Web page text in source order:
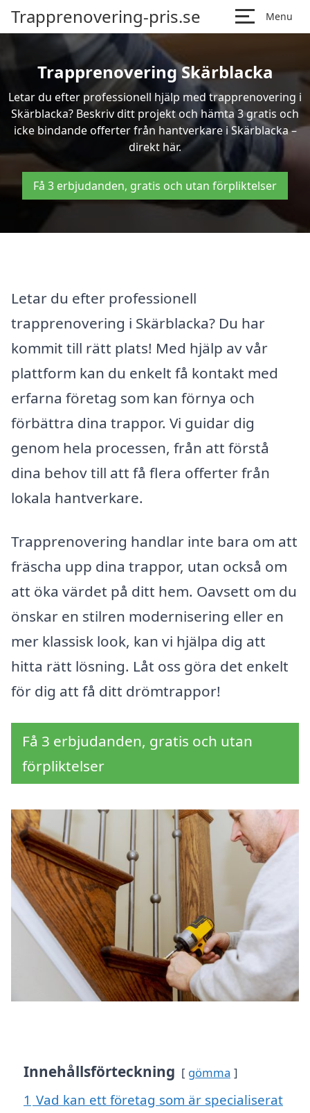
Trapprenovering-pris.se Menu
Trapprenovering Skärblacka
Letar du efter professionell hjälp med trapprenovering i
Skärblacka? Beskriv ditt projekt och hämta 3 gratis och
icke bindande offerter från hantverkare i Skärblacka –
direkt här.
Få 3 erbjudanden, gratis och utan förpliktelser
Letar du efter professionell
trapprenovering i Skärblacka? Du har
kommit till rätt plats! Med hjälp av vår
plattform kan du enkelt få kontakt med
erfarna företag som kan förnya och
förbättra dina trappor. Vi guidar dig
genom hela processen, från att förstå
dina behov till att få flera offerter från
lokala hantverkare.
Trapprenovering handlar inte bara om att
fräscha upp dina trappor, utan också om
att öka värdet på ditt hem. Oavsett om du
önskar en stilren modernisering eller en
mer klassisk look, kan vi hjälpa dig att
hitta rätt lösning. Låt oss göra det enkelt
för dig att få ditt drömtrappor!
Få 3 erbjudanden, gratis och utan
förpliktelser
Innehållsförteckning gömma
1 Vad kan ett företag som är specialiserat